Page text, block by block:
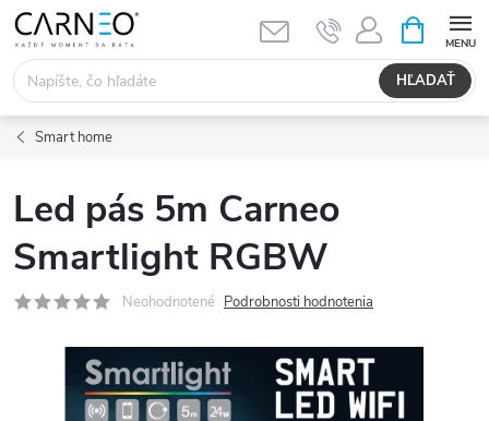
Prejsť
obsah
HĽADAŤ
KOŠÍK
Smart home
Led pás 5m Carneo
Smartlight RGBW
Neohodnotené Podrobnosti hodnotenia